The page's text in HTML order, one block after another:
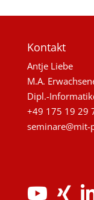
Kontakt
Antje Liebe
M.A.
Dipl.-
+49 175 19 29
seminare@mit-